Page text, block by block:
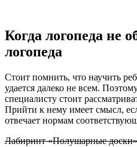
Когда логопеда не
логопеда
Стоит помнить, что научить
удается далеко не всем.
специалисту стоит
Прийти к нему имеет смысл,
отвечает нормам
Лабиринт «Полушарные доски»